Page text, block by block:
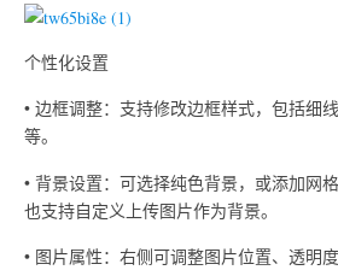
个性化设置
• 边框调整：支持修改边框样式，包括细
等。
• 背景设置：可选择纯色背景，或添加网
也支持自定义上传图片作为背景。
• 图片属性：右侧可调整图片位置、透明